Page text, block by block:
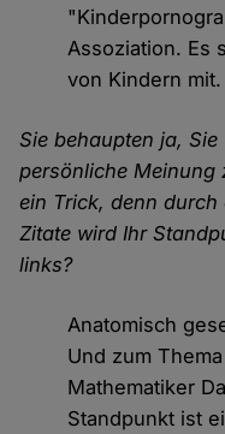
Assoziation. Es
von Kindern mit.
Sie behaupten ja,
persönliche Meinung
ein Trick, denn
Zitate wird Ihr
links?
Anatomisch
Und zum
Mathematiker
Standpunkt ist